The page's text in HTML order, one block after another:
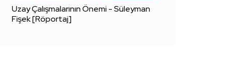
Uzay Çalışmalarının Önemi - Süleyman
Fişek [Röportaj]